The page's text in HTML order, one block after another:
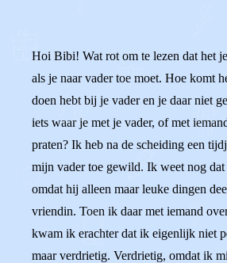
Hoi Bibi! Wat rot om te lezen dat het
als je naar vader toe moet. Hoe komt
doen hebt bij je vader en je daar niet
iets waar je met je vader, of met
praten? Ik heb na de scheiding een
mijn vader toe gewild. Ik weet nog dat
omdat hij alleen maar leuke dingen
vriendin. Toen ik daar met iemand
kwam ik erachter dat ik eigenlijk niet
maar verdrietig. Verdrietig, omdat ik